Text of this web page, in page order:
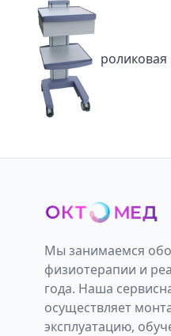
роликовая
Мы занимаемся
физиотерапии и
года. Наша
осуществляет
эксплуатацию,